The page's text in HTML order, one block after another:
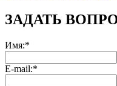
ЗАДАТЬ
Имя:*
E-mail:*